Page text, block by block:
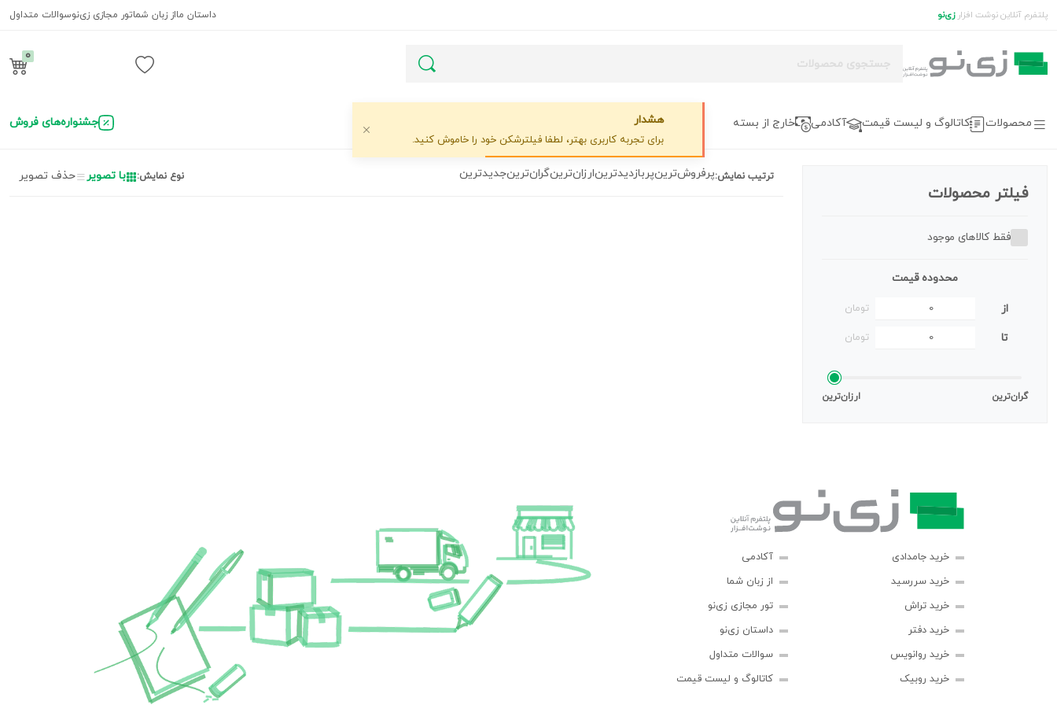
سوالات متداولتور مجازی زی‌نواز زبان شماداستان ما پلتفرم آنلاین نوشت افزارزی‌نو
0
جشنواره‌های فروش محصولات کاتالوگ و لیست قیمت آکادمی خارج از بسته
فیلتر محصولات
فقط کالاهای موجود
محدوده قیمت
از تومان
تا تومان
ارزان‌ترین گران‌ترین
ترتیب نمایش:پرفروش‌ترینپربازدیدترینارزان‌ترینگران‌ترینجدیدترین نوع نمایش: با تصویر حذف تصویر
خرید جامدادی
خرید سررسید
خرید تراش
خرید دفتر
خرید روانویس
خرید روبیک
آکادمی
از زبان شما
تور مجازی زی‌نو
داستان زی‌نو
سوالات متداول
کاتالوگ و لیست قیمت
هشدار
برای تجربه کاربری بهتر، لطفا فیلترشکن خود را خاموش کنید.